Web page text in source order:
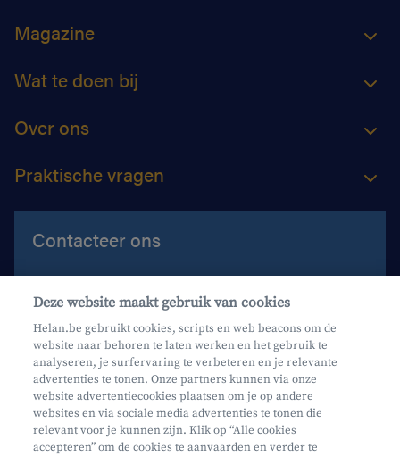
Magazine
Wat te doen bij
Over ons
Praktische vragen
Contacteer ons
Contacteer ons
Maak een afspraak
Waar vind je ons?
Deze website maakt gebruik van cookies
Helan.be gebruikt cookies, scripts en web beacons om de
website naar behoren te laten werken en het gebruik te
analyseren, je surfervaring te verbeteren en je relevante
advertenties te tonen. Onze partners kunnen via onze
website advertentiecookies plaatsen om je op andere
websites en via sociale media advertenties te tonen die
relevant voor je kunnen zijn. Klik op “Alle cookies
accepteren” om de cookies te aanvaarden en verder te